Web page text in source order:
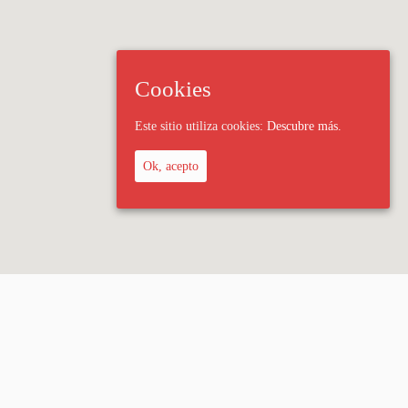
Cookies
Este sitio utiliza cookies: Descubre más.
Ok, acepto